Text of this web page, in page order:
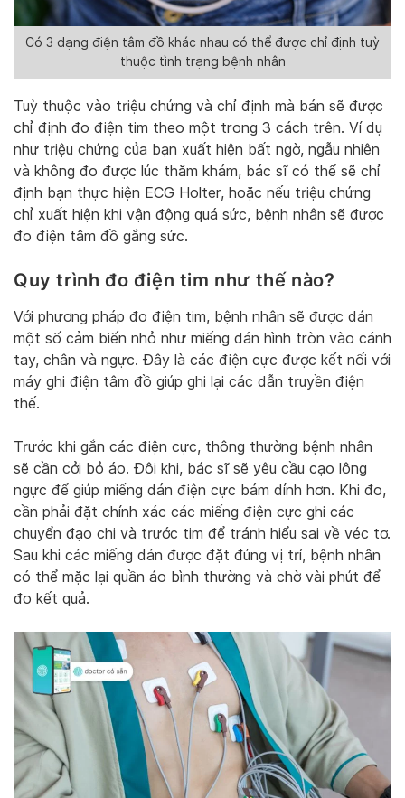
Có 3 dạng điện tâm đồ khác nhau có thể được chỉ định tuỳ
thuộc tình trạng bệnh nhân
Tuỳ thuộc vào triệu chứng và chỉ định mà bán sẽ được
chỉ định đo điện tim theo một trong 3 cách trên. Ví dụ
như triệu chứng của bạn xuất hiện bất ngờ, ngẫu nhiên
và không đo được lúc thăm khám, bác sĩ có thể sẽ chỉ
định bạn thực hiện ECG Holter, hoặc nếu triệu chứng
chỉ xuất hiện khi vận động quá sức, bệnh nhân sẽ được
đo điện tâm đồ gắng sức.
Quy trình đo điện tim như thế nào?
Với phương pháp đo điện tim, bệnh nhân sẽ được dán
một số cảm biến nhỏ như miếng dán hình tròn vào cánh
tay, chân và ngực. Đây là các điện cực được kết nối với
máy ghi điện tâm đồ giúp ghi lại các dẫn truyền điện
thế.
Trước khi gắn các điện cực, thông thường bệnh nhân
sẽ cần cởi bỏ áo. Đôi khi, bác sĩ sẽ yêu cầu cạo lông
ngực để giúp miếng dán điện cực bám dính hơn. Khi đo,
cần phải đặt chính xác các miếng điện cực ghi các
chuyển đạo chi và trước tim để tránh hiểu sai về véc tơ.
Sau khi các miếng dán được đặt đúng vị trí, bệnh nhân
có thể mặc lại quần áo bình thường và chờ vài phút để
đo kết quả.